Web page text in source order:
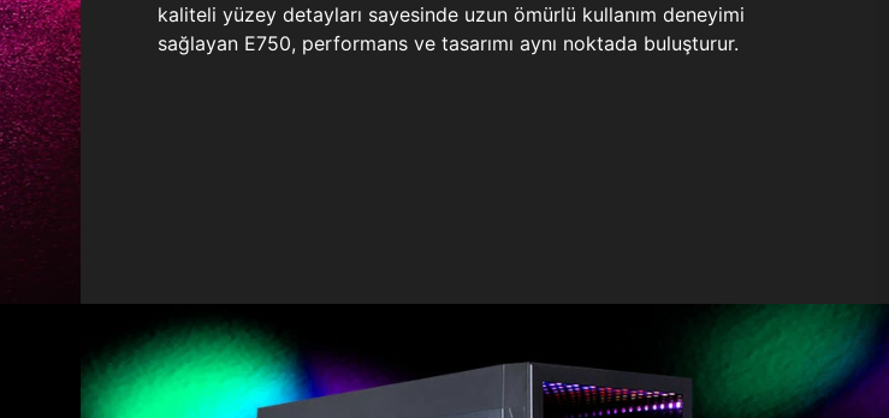
kaliteli yüzey detayları sayesinde uzun ömürlü kullanım deneyimi
sağlayan E750, performans ve tasarımı aynı noktada buluşturur.